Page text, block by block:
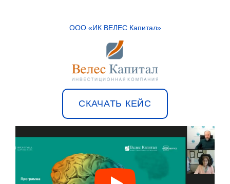
ООО «ИК ВЕЛЕС Капитал»
СКАЧАТЬ КЕЙС